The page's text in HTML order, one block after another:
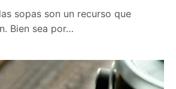
sopas son un recurso que
Bien sea por…